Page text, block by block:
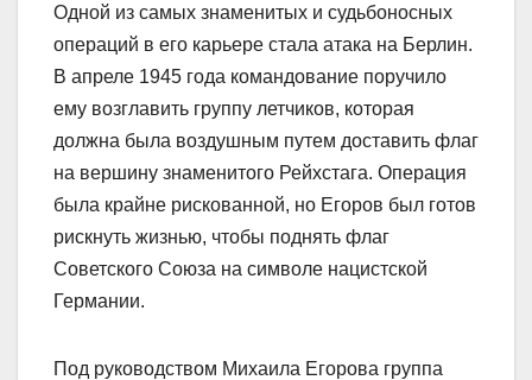
Одной из самых знаменитых и судьбоносных
операций в его карьере стала атака на Берлин.
В апреле 1945 года командование поручило
ему возглавить группу летчиков, которая
должна была воздушным путем доставить флаг
на вершину знаменитого Рейхстага. Операция
была крайне рискованной, но Егоров был готов
рискнуть жизнью, чтобы поднять флаг
Советского Союза на символе нацистской
Германии.
Под руководством Михаила Егорова группа